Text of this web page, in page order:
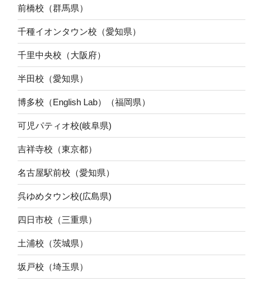
前橋校（群馬県）
千種イオンタウン校（愛知県）
千里中央校（大阪府）
半田校（愛知県）
博多校（English Lab）（福岡県）
可児パティオ校(岐阜県)
吉祥寺校（東京都）
名古屋駅前校（愛知県）
呉ゆめタウン校(広島県)
四日市校（三重県）
土浦校（茨城県）
坂戸校（埼玉県）